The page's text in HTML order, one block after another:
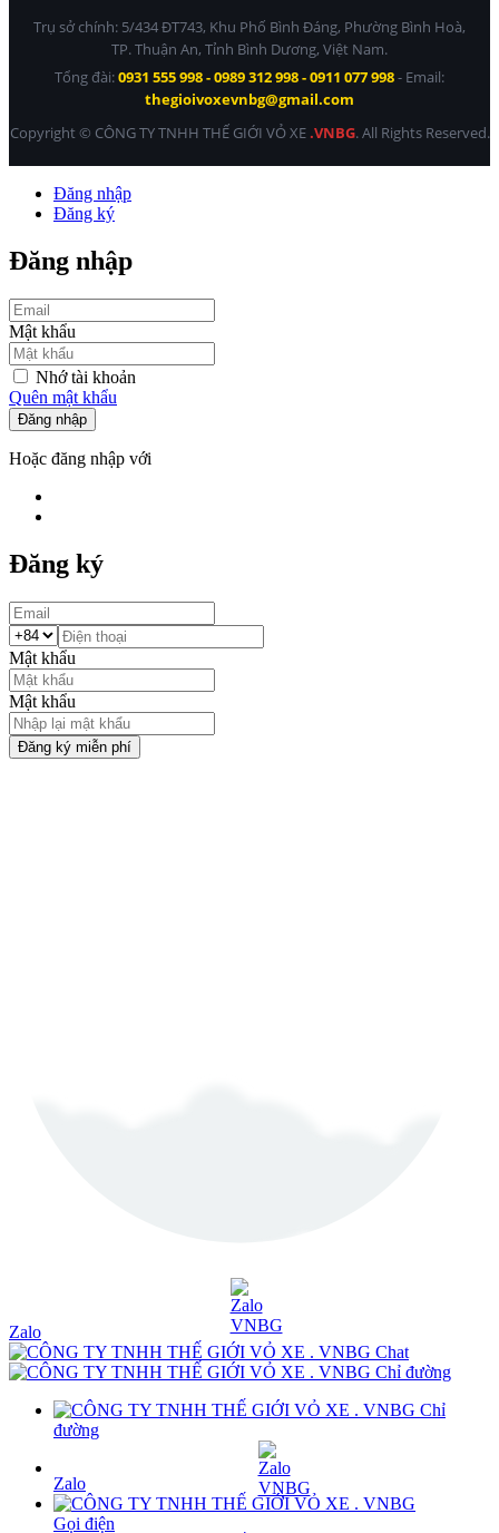
Trụ sở chính: 5/434 ĐT743, Khu Phố Bình Đáng, Phường Bình Hoà,
TP. Thuận An, Tỉnh Bình Dương, Việt Nam.
Tổng đài:0931 555 998 - 0989 312 998 - 0911 077 998- Email:
thegioivoxevnbg@gmail.com
Copyright © CÔNG TY TNHH THẾ GIỚI VỎ XE.VNBG. All Rights Reserved.
Đăng nhập
Đăng ký
Đăng nhập
Mật khẩu
Nhớ tài khoản
Quên mật khẩu
Đăng nhập
Hoặc đăng nhập với
Đăng ký
Mật khẩu
Mật khẩu
Đăng ký miễn phí
Zalo
Chat
Chỉ đường
Chỉ
đường
Zalo
Gọi điện